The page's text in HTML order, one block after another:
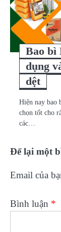
Bao bì
dụng
dệt
Hiện nay bao
chọn tốt cho
các…
Để lại một
Email của
Bình luận *